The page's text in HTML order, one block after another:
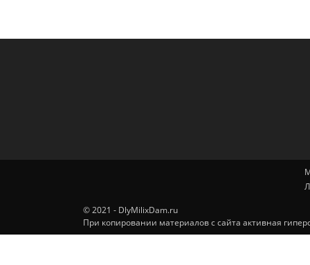
© 2021 - DlyMilixDam.ru
При копировании материалов с сайта активная